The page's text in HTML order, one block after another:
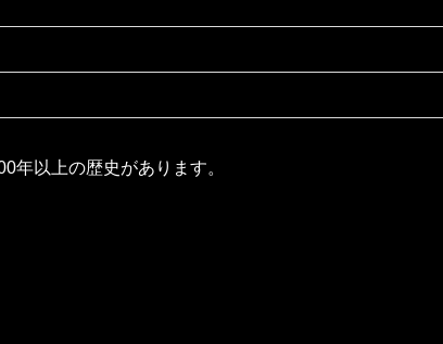
年以上の歴史があります。